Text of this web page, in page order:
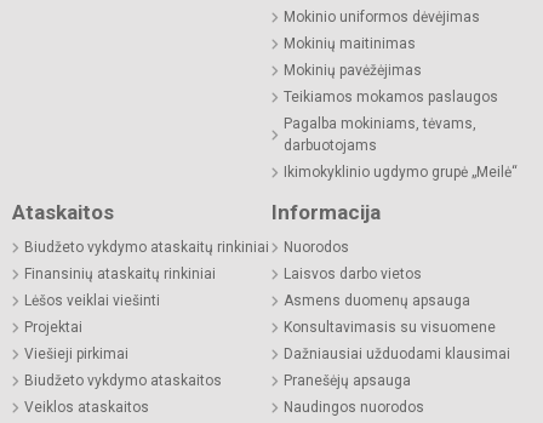
Mokinio uniformos dėvėjimas
Mokinių maitinimas
Mokinių pavėžėjimas
Teikiamos mokamos paslaugos
Pagalba mokiniams, tėvams,
darbuotojams
Ikimokyklinio ugdymo grupė „Meilė“
Ataskaitos
Biudžeto vykdymo ataskaitų rinkiniai
Finansinių ataskaitų rinkiniai
Lėšos veiklai viešinti
Projektai
Viešieji pirkimai
Biudžeto vykdymo ataskaitos
Veiklos ataskaitos
Informacija
Nuorodos
Laisvos darbo vietos
Asmens duomenų apsauga
Konsultavimasis su visuomene
Dažniausiai užduodami klausimai
Pranešėjų apsauga
Naudingos nuorodos